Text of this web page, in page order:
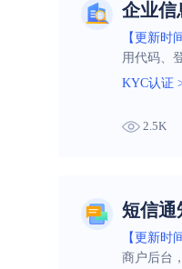
企业信
【更新时
用代码、
KYC认证
2.5K
短信通
【更新时
商户后台